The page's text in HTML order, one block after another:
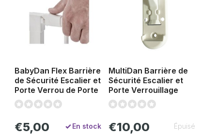
BabyDan Flex Barrière
de Sécurité Escalier et
Porte Verrou de Porte
€5,00 En stock
MultiDan Barrière de
Sécurité Escalier et
Porte Verrouillage
€10,00 Épuisé